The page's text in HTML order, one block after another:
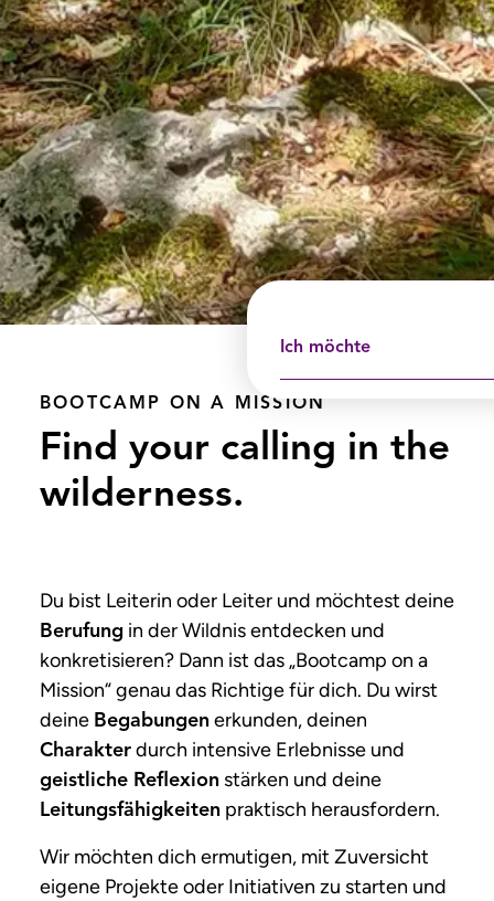
Ich möchte
BOOTCAMP ON A MISSION
Find your calling in the
wilder­ness.
Du bist Leiterin oder Leiter und möchtest deine
Berufung in der Wildnis entdecken und
konkretisieren? Dann ist das „Bootcamp on a
Mission“ genau das Richtige für dich. Du wirst
deine Begabungen erkunden, deinen
Charakter durch intensive Erlebnisse und
geistliche Reflexion stärken und deine
Leitungsfähigkeiten praktisch herausfordern.
Wir möchten dich ermutigen, mit Zuversicht
eigene Projekte oder Initiativen zu starten und